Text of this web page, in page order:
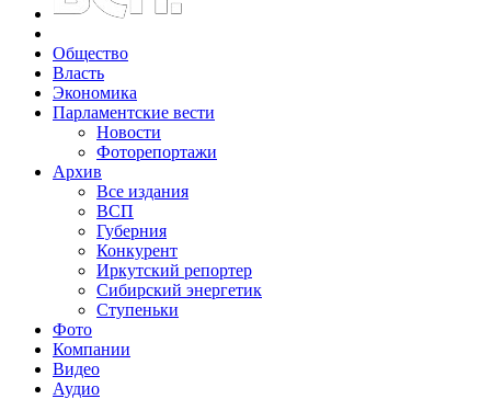
Общество
Власть
Экономика
Парламентские вести
Новости
Фоторепортажи
Архив
Все издания
ВСП
Губерния
Конкурент
Иркутский репортер
Сибирский энергетик
Ступеньки
Фото
Компании
Видео
Аудио